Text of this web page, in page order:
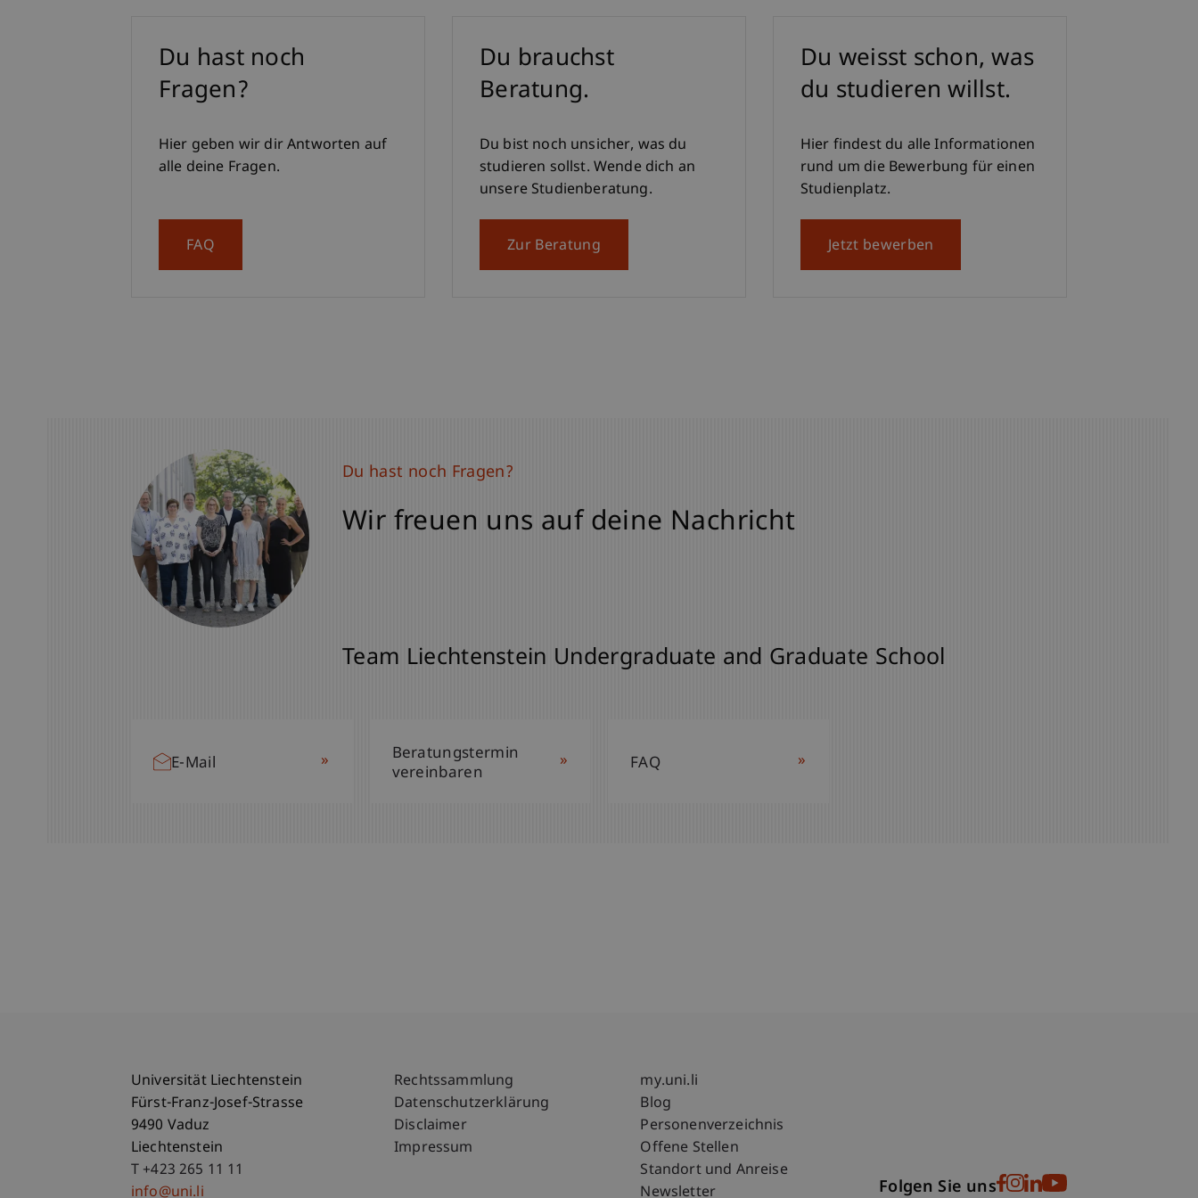
Du hast noch
Fragen?
Hier geben wir dir Antworten auf
alle deine Fragen.
FAQ
Du brauchst
Beratung.
Du bist noch unsicher, was du
studieren sollst. Wende dich an
unsere Studienberatung.
Zur Beratung
Du weisst schon, was
du studieren willst.
Hier findest du alle Informationen
rund um die Bewerbung für einen
Studienplatz.
Jetzt bewerben
Du hast noch Fragen?
Wir freuen uns auf deine Nachricht
Team Liechtenstein Undergraduate and Graduate School
E-Mail »
Beratungstermin
vereinbaren
» FAQ »
Universität Liechtenstein
Fürst-Franz-Josef-Strasse
9490 Vaduz
Liechtenstein
T +423 265 11 11
info@uni.li
Fußzeile Rechtliche Hinweise
Rechtssammlung
Datenschutzerklärung
Disclaimer
Impressum
Fußzeile Subdomain-Verzeichnis
my.uni.li
Blog
Personenverzeichnis
Offene Stellen
Standort und Anreise
Newsletter
Folgen Sie uns